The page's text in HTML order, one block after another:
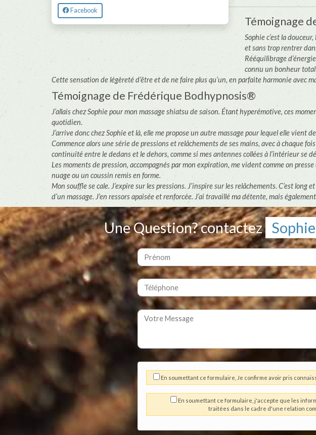
Facebook
Témoignage
Sophie c’est la
et sans trop rentrer
Rééquilibrage
connu un bonheur
Cette sensation de légèreté d’être et de ne faire plus qu’un, en parfaite harmonie avec
Témoignage de Frédérique Bodhypnosis®
J’allais chez Sophie pour mon massage shiatsu de saison. Étant hyperémotive, ces
quotidien.
J’arrive donc chez Sophie et là, elle me propose un autre massage pour lequel elle vient
Commence alors une série de pressions et relâchements de ses mains, avec à chaque
continuité entre le dedans et le dehors, comme si mes antennes collées à l’intérieur se
Les moments de pression, accompagnés par mon expiration, me vident comme on
nuage ou un coussin remis en forme.
Mon souffle se cale. J’expire sur les pressions. J’inspire sur les relâchements. C’est
d’un massage. J’en ressors apaisée et renforcée. J’ai travaillé ma détente, mais
Une Question? contactez
En soumettant ce formulaire, Je confirme avoir pris
En soumettant ce formulaire, j'accepte que les
traitées dans le cadre d'une relation